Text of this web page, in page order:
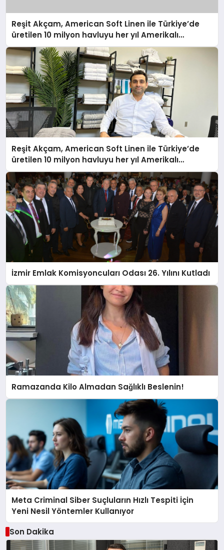
Reşit Akçam, American Soft Linen ile Türkiye’de
üretilen 10 milyon havluyu her yıl Amerikalı
tüketicilerle buluşturuyor
Reşit Akçam, American Soft Linen ile Türkiye’de
üretilen 10 milyon havluyu her yıl Amerikalı
tüketicilerle buluşturuyor
İzmir Emlak Komisyoncuları Odası 26. Yılını Kutladı
Ramazanda Kilo Almadan Sağlıklı Beslenin!
Meta Criminal Siber Suçluların Hızlı Tespiti İçin
Yeni Nesil Yöntemler Kullanıyor
Son Dakika